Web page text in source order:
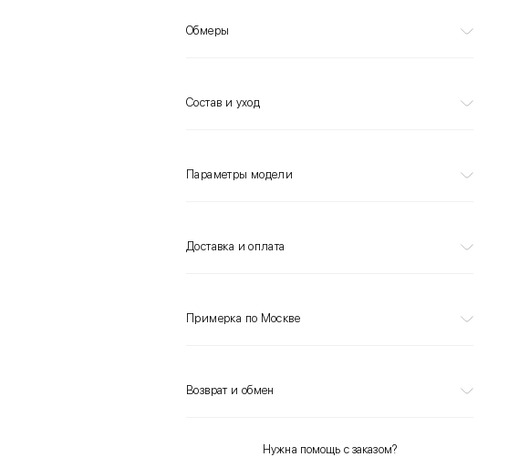
Обмеры
Состав и уход
Параметры модели
Доставка и оплата
Примерка по Москве
Возврат и обмен
Нужна помощь с заказом?